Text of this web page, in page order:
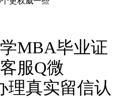
MBA毕业证
服Q微
理真实留信认